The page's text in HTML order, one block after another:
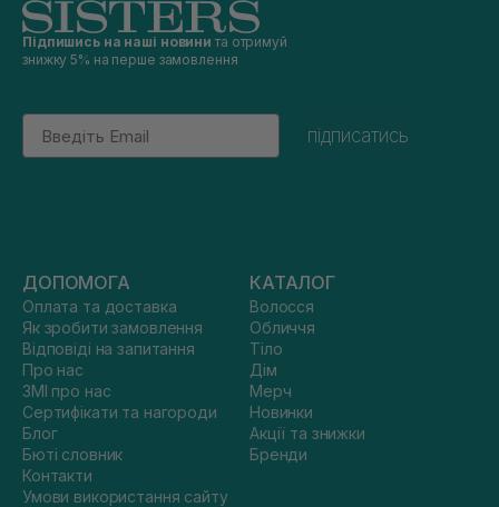
Підпишись на наші новини та отримуй
знижку 5% на перше замовлення
Email
підписатись
ДОПОМОГА
Оплата та доставка
Як зробити замовлення
Відповіді на запитання
Про нас
ЗМІ про нас
Сертифікати та нагороди
Блог
Бюті словник
Контакти
Умови використання сайту
КАТАЛОГ
Волосся
Обличчя
Тіло
Дім
Мерч
Новинки
Акції та знижки
Бренди